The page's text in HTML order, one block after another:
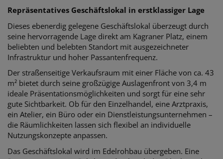
Repräsentatives Geschäftslokal in erstklassiger Lage
Dieses ebenerdig gelegene Geschäftslokal überzeugt durch
seine hervorragende Lage direkt am Kagraner Platz, einem
beliebten und belebten Standort mit ausgezeichneter
Infrastruktur und hoher Passantenfrequenz.
Der straßenseitige Verkaufsraum mit einer Fläche von ca. 43
m² bietet durch seine großzügige Auslagenfront von 3,4 m
ideale Präsentationsmöglichkeiten und sorgt für eine sehr
gute Sichtbarkeit. Ob für den Einzelhandel, eine Arztpraxis,
ein Atelier, ein Büro oder ein Dienstleistungsunternehmen –
die Räumlichkeiten lassen sich flexibel an individuelle
Nutzungskonzepte anpassen.
Das Geschäftslokal wird im Edelrohbau übergeben. Eine